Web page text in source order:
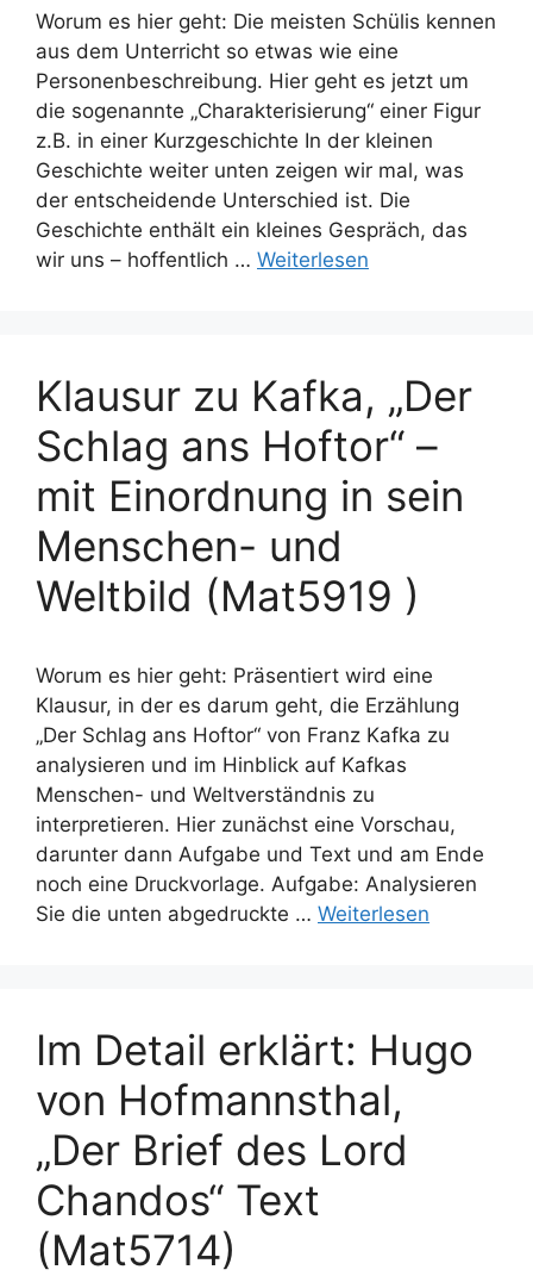
Worum es hier geht: Die meisten Schülis kennen
aus dem Unterricht so etwas wie eine
Personenbeschreibung. Hier geht es jetzt um
die sogenannte „Charakterisierung“ einer Figur
z.B. in einer Kurzgeschichte In der kleinen
Geschichte weiter unten zeigen wir mal, was
der entscheidende Unterschied ist. Die
Geschichte enthält ein kleines Gespräch, das
wir uns – hoffentlich … Weiterlesen
Klausur zu Kafka, „Der
Schlag ans Hoftor“ –
mit Einordnung in sein
Menschen- und
Weltbild (Mat5919 )
Worum es hier geht: Präsentiert wird eine
Klausur, in der es darum geht, die Erzählung
„Der Schlag ans Hoftor“ von Franz Kafka zu
analysieren und im Hinblick auf Kafkas
Menschen- und Weltverständnis zu
interpretieren. Hier zunächst eine Vorschau,
darunter dann Aufgabe und Text und am Ende
noch eine Druckvorlage. Aufgabe: Analysieren
Sie die unten abgedruckte … Weiterlesen
Im Detail erklärt: Hugo
von Hofmannsthal,
„Der Brief des Lord
Chandos“ Text
(Mat5714)